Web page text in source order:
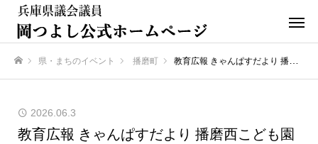
県・まちのイベント 播磨町 教育広報 きゃんぱすだより 播磨西こども園（播磨町）
2026.06.3
教育広報 きゃんぱすだより 播磨西こども園